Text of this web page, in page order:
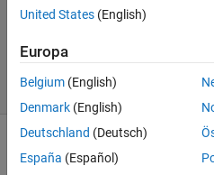
0
19
(30 giorni)
United States (English)
Europa
Belgium (English)
Denmark (English)
Deutschland (Deutsch)
España (Español)